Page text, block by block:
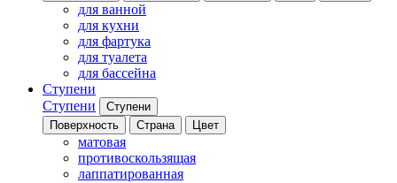
для ванной
для кухни
для фартука
для туалета
для бассейна
Ступени
Ступени
Ступени
Поверхность
Страна Цвет
матовая
противоскользящая
лаппатированная